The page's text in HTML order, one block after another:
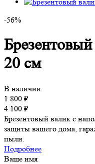
-56%
20 см
В наличии
1 800 ₽
4 100 ₽
Брезентовый валик с
защиты вашего дома,
пыли.
Подробнее
Ваше имя